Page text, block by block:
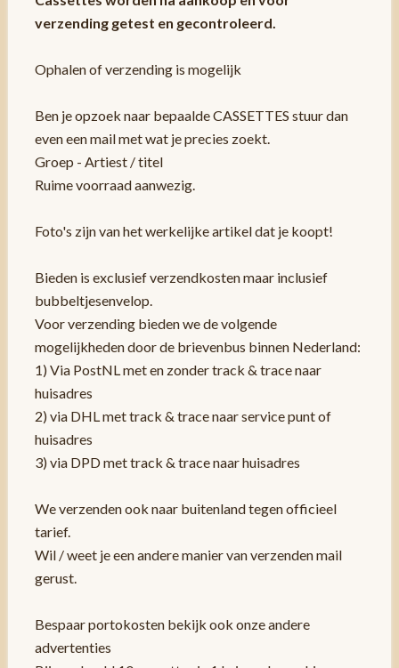
verzending getest en gecontroleerd.
Ophalen of verzending is mogelijk
Ben je opzoek naar bepaalde CASSETTES stuur dan
even een mail met wat je precies zoekt.
Groep - Artiest / titel
Ruime voorraad aanwezig.
Foto's zijn van het werkelijke artikel dat je koopt!
Bieden is exclusief verzendkosten maar inclusief
bubbeltjesenvelop.
Voor verzending bieden we de volgende
mogelijkheden door de brievenbus binnen Nederland:
1) Via PostNL met en zonder track & trace naar
huisadres
2) via DHL met track & trace naar service punt of
huisadres
3) via DPD met track & trace naar huisadres
We verzenden ook naar buitenland tegen officieel
tarief.
Wil / weet je een andere manier van verzenden mail
gerust.
Bespaar portokosten bekijk ook onze andere
advertenties